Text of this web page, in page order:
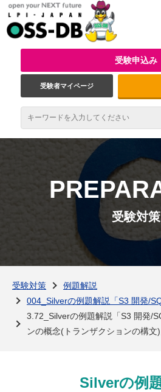
受験申込み
受験者マイページ
試験概要
資格取得のメリ
受験対策
受験対策
受験対策
例題解説
004_Silverの例題解説「S3 開発/
3.72_Silverの例題解説「S3 開発/
ンの概念(トランザクションの構文)
Silverの例